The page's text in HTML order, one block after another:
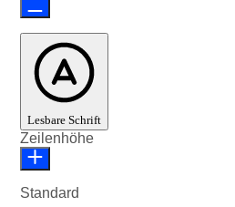
Lesbare Schrift
Zeilenhöhe
Standard